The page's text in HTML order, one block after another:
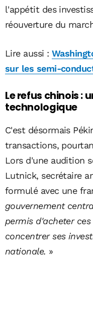
l'appétit des
réouverture du
Lire aussi :
sur les semi-
Le refus chinois :
technologique
C'est désormais
transactions,
Lors d'une audition
Lutnick, secrétaire
formulé avec une
gouvernement
permis d'acheter
concentrer ses
nationale. »